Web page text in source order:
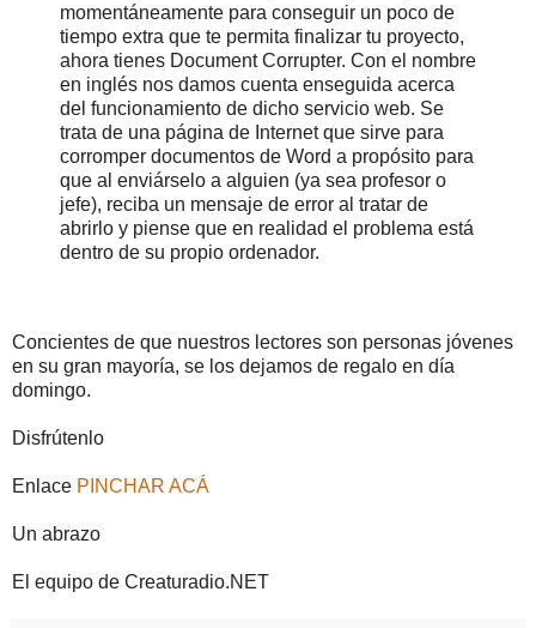
momentáneamente para conseguir un poco de
tiempo extra que te permita finalizar tu proyecto,
ahora tienes Document Corrupter. Con el nombre
en inglés nos damos cuenta enseguida acerca
del funcionamiento de dicho servicio web. Se
trata de una página de Internet que sirve para
corromper documentos de Word a propósito para
que al enviárselo a alguien (ya sea profesor o
jefe), reciba un mensaje de error al tratar de
abrirlo y piense que en realidad el problema está
dentro de su propio ordenador.
Concientes de que nuestros lectores son personas jóvenes
en su gran mayoría, se los dejamos de regalo en día
domingo.
Disfrútenlo
Enlace PINCHAR ACÁ
Un abrazo
El equipo de Creaturadio.NET